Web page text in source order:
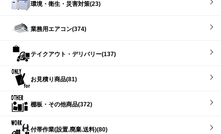
環境・衛生・災害対策(23)
業務用エアコン(374)
テイクアウト・デリバリー(137)
お見積り商品(81)
棚板・その他商品(372)
付帯作業(設置.廃棄.送料)(80)